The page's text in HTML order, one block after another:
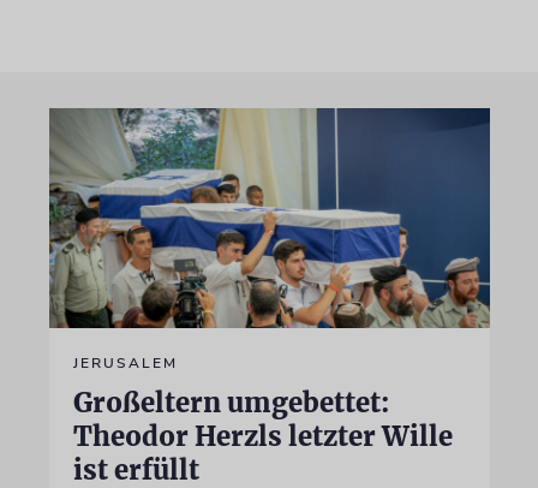
JERUSALEM
Großeltern umgebettet:
Theodor Herzls letzter Wille
ist erfüllt